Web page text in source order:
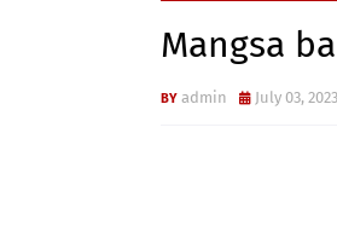
Mangsa
admin July 03, 2023